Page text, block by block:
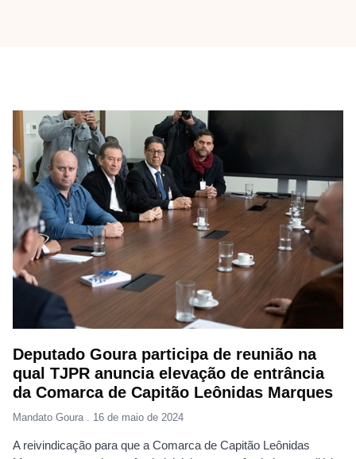
Deputado Goura participa de reunião na
qual TJPR anuncia elevação de entrância
da Comarca de Capitão Leônidas Marques
Mandato Goura 16 de maio de 2024
A reivindicação para que a Comarca de Capitão Leônidas